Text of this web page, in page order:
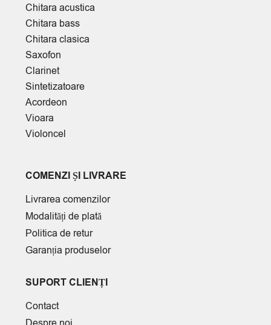
Chitara acustica
Chitara bass
Chitara clasica
Saxofon
Clarinet
Sintetizatoare
Acordeon
Vioara
Violoncel
COMENZI ȘI LIVRARE
Livrarea comenzilor
Modalități de plată
Politica de retur
Garanția produselor
SUPORT CLIENȚI
Contact